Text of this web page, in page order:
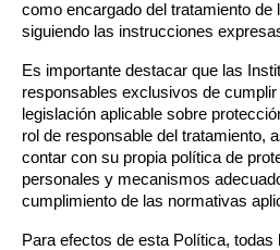
como encargado del tratamiento de
siguiendo las instrucciones
Es importante destacar que las
responsables exclusivos de
legislación aplicable sobre
rol de responsable del tratamiento,
contar con su propia política de
personales y mecanismos
cumplimiento de las normativas
Para efectos de esta Política, todas